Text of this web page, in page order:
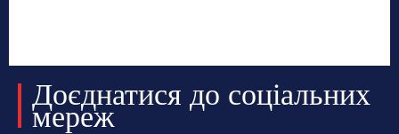
Доєднатися до соціальних
мереж